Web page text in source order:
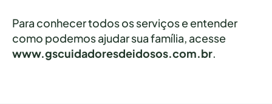
Para conhecer todos os serviços e entender
como podemos ajudar sua família, acesse
www.gscuidadoresdeidosos.com.br.